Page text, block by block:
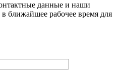
данные и наши
ближайшее рабочее время для